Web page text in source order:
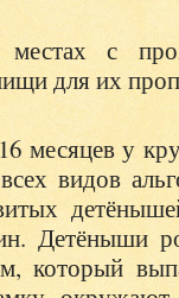
местах с
для их
месяцев у
видов
Детёныши
который